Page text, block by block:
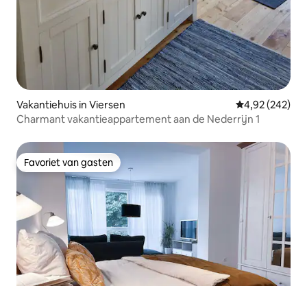
Vakantiehuis in Viersen Gemiddelde
4,92 (242)
Charmant vakantieappartement aan de Nederrijn 1
Favoriet van gasten
Favoriet van gasten